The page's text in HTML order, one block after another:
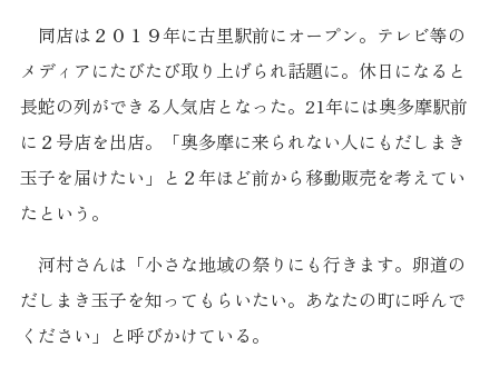
同店は２０１９年に古里駅前にオープン。テレビ等の
メディアにたびたび取り上げられ話題に。休日になると
長蛇の列ができる人気店となった。21年には奥多摩駅前
に２号店を出店。「奥多摩に来られない人にもだしまき
玉子を届けたい」と２年ほど前から移動販売を考えてい
たという。
河村さんは「小さな地域の祭りにも行きます。卵道の
だしまき玉子を知ってもらいたい。あなたの町に呼んで
ください」と呼びかけている。